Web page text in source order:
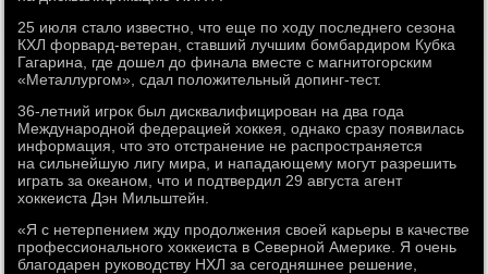
25 июля стало известно, что еще по ходу последнего сезона
КХЛ форвард-ветеран, ставший лучшим бомбардиром Кубка
Гагарина, где дошел до финала вместе с магнитогорским
«Металлургом», сдал положительный допинг-тест.
36-летний игрок был дисквалифицирован на два года
Международной федерацией хоккея, однако сразу появилась
информация, что это отстранение не распространяется
на сильнейшую лигу мира, и нападающему могут разрешить
играть за океаном, что и подтвердил 29 августа агент
хоккеиста Дэн Мильштейн.
«Я с нетерпением жду продолжения своей карьеры в качестве
профессионального хоккеиста в Северной Америке. Я очень
благодарен руководству НХЛ за сегодняшнее решение,